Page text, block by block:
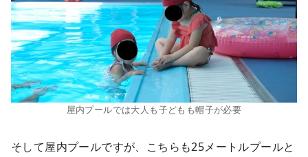
屋内プールでは大人も子どもも帽子が必要
そして屋内プールですが、こちらも25メートルプールと